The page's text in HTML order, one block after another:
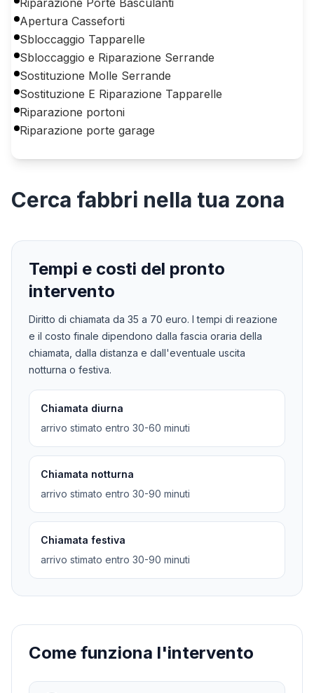
Apertura Casseforti
Sbloccaggio Tapparelle
Sbloccaggio e Riparazione Serrande
Sostituzione Molle Serrande
Sostituzione E Riparazione Tapparelle
Riparazione portoni
Riparazione porte garage
Cerca fabbri nella tua zona
Tempi e costi del pronto
intervento
Diritto di chiamata da 35 a 70 euro. I tempi di reazione
e il costo finale dipendono dalla fascia oraria della
chiamata, dalla distanza e dall'eventuale uscita
notturna o festiva.
Chiamata diurna
arrivo stimato entro 30-60 minuti
Chiamata notturna
arrivo stimato entro 30-90 minuti
Chiamata festiva
arrivo stimato entro 30-90 minuti
Come funziona l'intervento